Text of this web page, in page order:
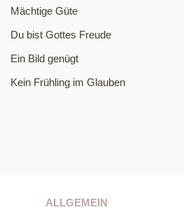
Mächtige Güte
Du bist Gottes Freude
Ein Bild genügt
Kein Frühling im Glauben
ALLGEMEIN